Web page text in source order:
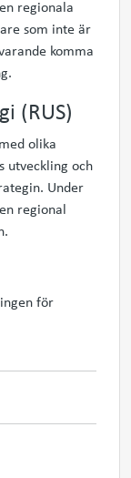
regionala
som inte är
komma
(RUS)
olika
utveckling och
Under
regional
för